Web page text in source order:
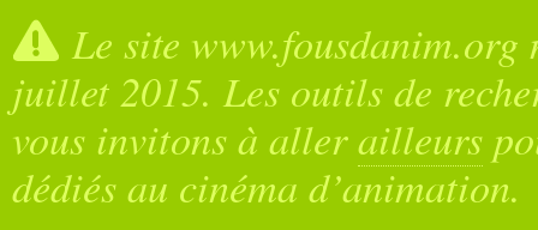
Le site
juillet 2015. Les outils de
vous invitons à allerailleurs
dédiés au cinéma d’animation.